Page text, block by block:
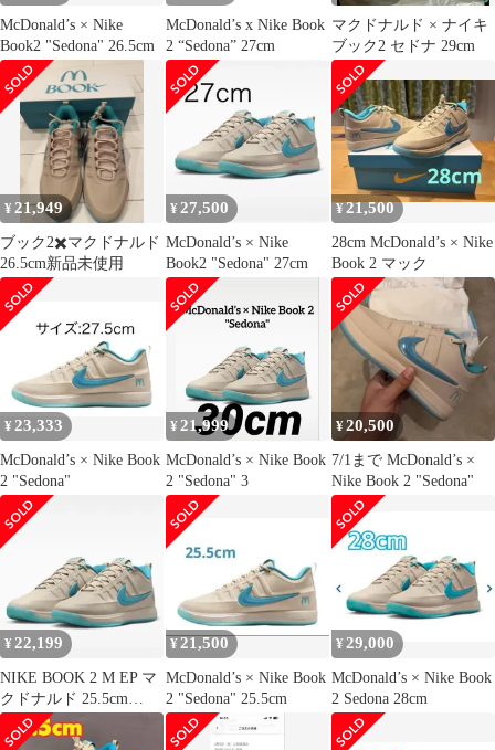
McDonald’s × Nike
Book2 "Sedona" 26.5cm
McDonald’s x Nike Book
2 “Sedona” 27cm
マクドナルド × ナイキ
ブック2 セドナ 29cm
¥ 21,949
ブック2✖️マクドナルド
26.5cm新品未使用
¥27,500
McDonald’s × Nike
Book2 "Sedona" 27cm
¥21,500
28cm McDonald’s × Nike
Book 2 マック
¥ 23,333
McDonald’s × Nike Book
2 "Sedona"
¥21,999
McDonald’s × Nike Book
2 "Sedona" 3
¥20,500
7/1まで McDonald’s ×
Nike Book 2 "Sedona"
¥ 22,199
NIKE BOOK 2 M EP マ
クドナルド 25.5cm
Sedona
¥ 21,500
McDonald’s × Nike Book
2 "Sedona" 25.5cm
¥ 29,000
McDonald’s × Nike Book
2 Sedona 28cm